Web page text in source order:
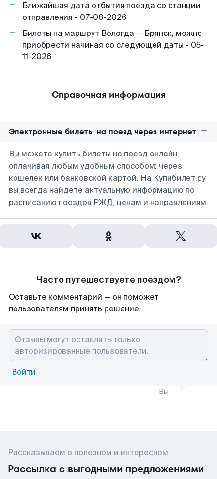
Ближайшая дата отбытия поезда со станции
отправления - 07-08-2026
Билеты на маршрут Вологда — Брянск, можно
приобрести начиная со следующей даты - 05-
11-2026
Справочная информация
Электронные билеты на поезд через интернет
Вы можете купить билеты на поезд онлайн,
оплачивая любым удобным способом: через
кошелек или банковской картой. На Купибилет.ру
вы всегда найдете актуальную информацию по
расписанию поездов РЖД, ценам и направлениям.
Часто путешествуете поездом?
Оставьте комментарий — он поможет
пользователям принять решение
Войти
Вы
Рассказываем о полезном и интересном
Рассылка с выгодными предложениями